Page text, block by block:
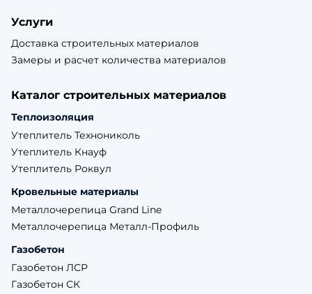
Услуги
Доставка строительных материалов
Замеры и расчет количества материалов
Каталог строительных материалов
Теплоизоляция
Утеплитель Технониколь
Утеплитель Кнауф
Утеплитель Роквул
Кровельные материалы
Металлочерепица Grand Line
Металлочерепица Металл-Профиль
Газобетон
Газобетон ЛСР
Газобетон СК